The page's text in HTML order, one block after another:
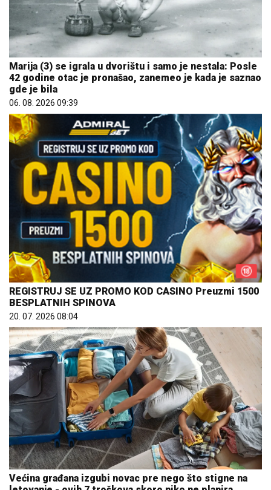
Marija (3) se igrala u dvorištu i samo je nestala: Posle
42 godine otac je pronašao, zanemeo je kada je saznao
gde je bila
06. 08. 2026 09:39
REGISTRUJ SE UZ PROMO KOD CASINO Preuzmi 1500
BESPLATNIH SPINOVA
20. 07. 2026 08:04
Većina građana izgubi novac pre nego što stigne na